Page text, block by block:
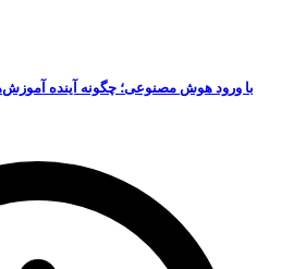
با ورود هوش مصنوعی؛ چگونه آینده